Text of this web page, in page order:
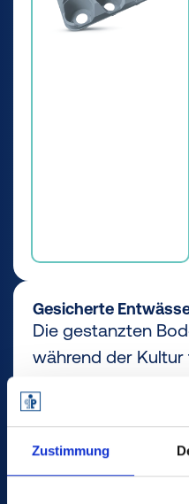
Zustimmung
Gesicherte
Die gestanzten
während der
die Entwässerung
Alle Vorteile entdecken